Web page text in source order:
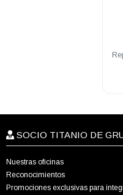
SOCIO TITANIO DE
Nuestras oficinas
Reconocimientos
Promociones exclusivas para